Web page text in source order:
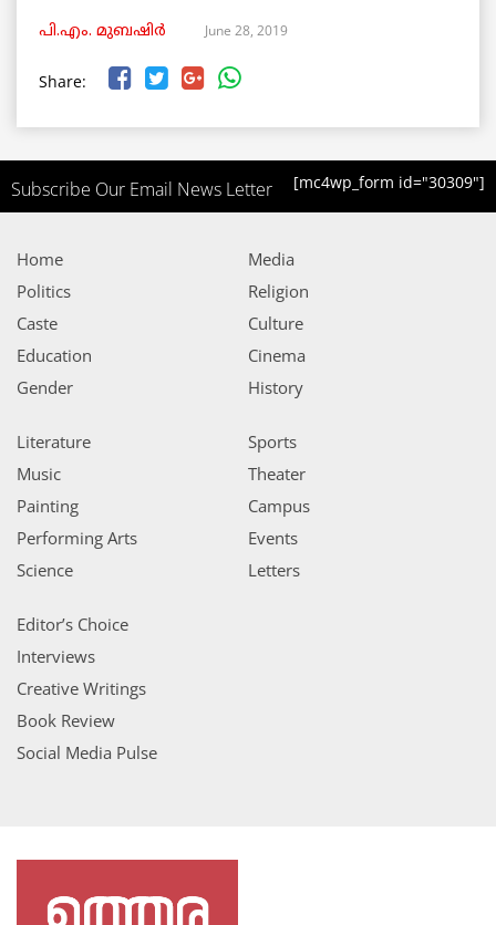
പി.എം. മുബഷിർ June 28, 2019
Share:
Subscribe Our Email News Letter [mc4wp_form id="30309"]
Home
Politics
Caste
Education
Gender
Media
Religion
Culture
Cinema
History
Literature
Music
Painting
Performing Arts
Science
Sports
Theater
Campus
Events
Letters
Editor’s Choice
Interviews
Creative Writings
Book Review
Social Media Pulse